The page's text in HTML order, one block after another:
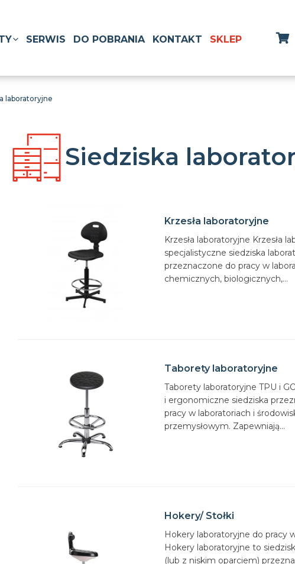
SERWIS DO POBRANIA KONTAKT SKLEP
laboratoryjne
Siedziska
Krzesła laboratoryjne
Krzesła laboratoryjne Krzesła
specjalistyczne siedziska
przeznaczone do pracy w
chemicznych, biologicznych,...
Taborety laboratoryjne
Taborety laboratoryjne TPU i
i ergonomiczne siedziska
pracy w laboratoriach i
przemysłowym. Zapewniają...
Hokery/ Stołki
Hokery laboratoryjne do pracy
Hokery laboratoryjne to
(lub z niskim oparciem)